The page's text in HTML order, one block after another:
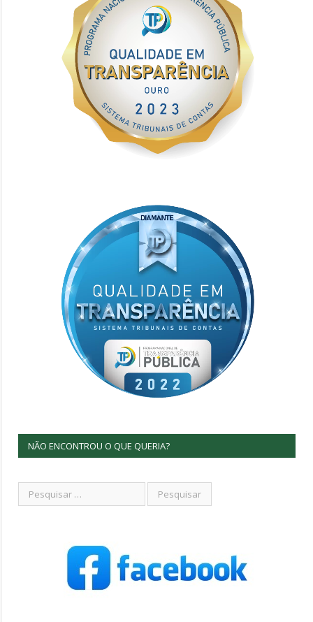
NÃO ENCONTROU O QUE QUERIA?